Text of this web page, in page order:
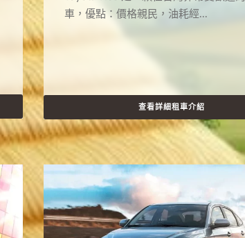
車，優點：價格親民，油耗經...
查看詳細租車介紹